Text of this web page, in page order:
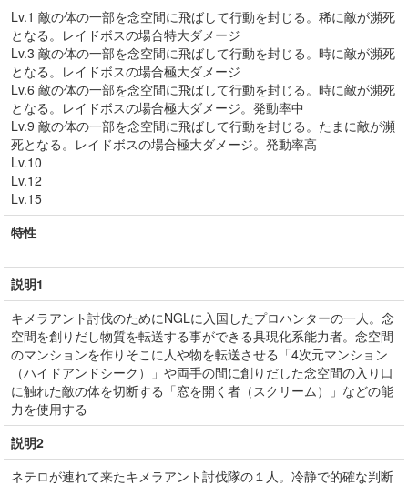
Lv.1 敵の体の一部を念空間に飛ばして行動を封じる。稀に敵が瀕死
となる。レイドボスの場合特大ダメージ
Lv.3 敵の体の一部を念空間に飛ばして行動を封じる。時に敵が瀕死
となる。レイドボスの場合極大ダメージ
Lv.6 敵の体の一部を念空間に飛ばして行動を封じる。時に敵が瀕死
となる。レイドボスの場合極大ダメージ。発動率中
Lv.9 敵の体の一部を念空間に飛ばして行動を封じる。たまに敵が瀕
死となる。レイドボスの場合極大ダメージ。発動率高
Lv.10
Lv.12
Lv.15
特性
説明1
キメラアント討伐のためにNGLに入国したプロハンターの一人。念
空間を創りだし物質を転送する事ができる具現化系能力者。念空間
のマンションを作りそこに人や物を転送させる「4次元マンション
（ハイドアンドシーク）」や両手の間に創りだした念空間の入り口
に触れた敵の体を切断する「窓を開く者（スクリーム）」などの能
力を使用する
説明2
ネテロが連れて来たキメラアント討伐隊の１人。冷静で的確な判断